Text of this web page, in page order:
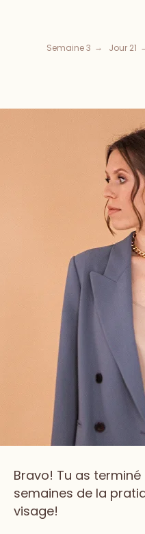
Semaine 3 → Jour 21
Bravo! Tu as
semaines de la
visage!